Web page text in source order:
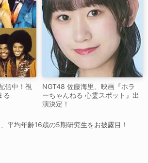
信中！視
る
NGT48 佐藤海里、映画『ホラ
ーちゃんねる 心霊スポット』出
演決定！
平均年齢16歳の5期研究生をお披露目！